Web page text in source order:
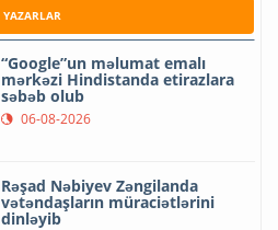
YAZARLAR
“Google”un məlumat emalı
mərkəzi Hindistanda etirazlara
səbəb olub
06-08-2026
Rəşad Nəbiyev Zəngilanda
vətəndaşların müraciətlərini
dinləyib